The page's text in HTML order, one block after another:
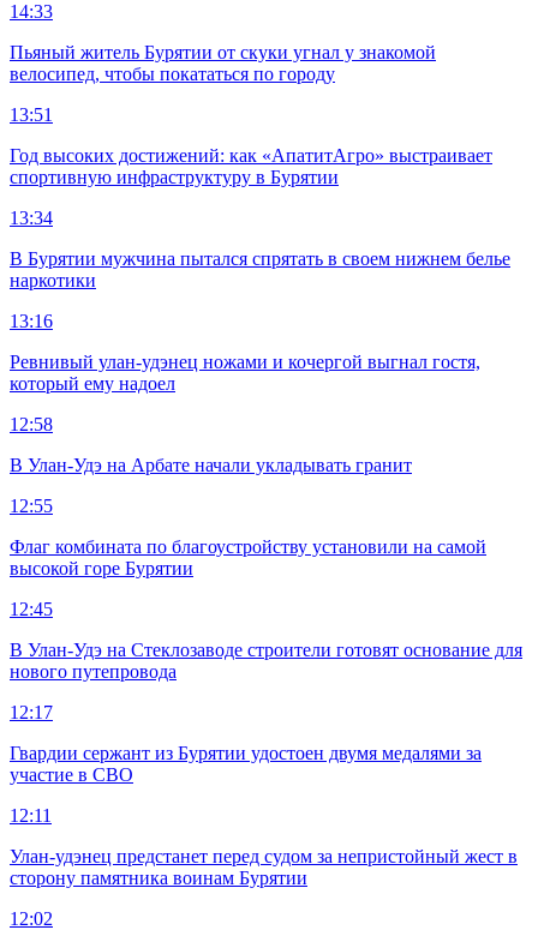
14:33
Пьяный житель Бурятии от скуки угнал у знакомой
велосипед, чтобы покататься по городу
13:51
Год высоких достижений: как «АпатитАгро» выстраивает
спортивную инфраструктуру в Бурятии
13:34
В Бурятии мужчина пытался спрятать в своем нижнем белье
наркотики
13:16
Ревнивый улан-удэнец ножами и кочергой выгнал гостя,
который ему надоел
12:58
В Улан-Удэ на Арбате начали укладывать гранит
12:55
Флаг комбината по благоустройству установили на самой
высокой горе Бурятии
12:45
В Улан-Удэ на Стеклозаводе строители готовят основание для
нового путепровода
12:17
Гвардии сержант из Бурятии удостоен двумя медалями за
участие в СВО
12:11
Улан-удэнец предстанет перед судом за непристойный жест в
сторону памятника воинам Бурятии
12:02